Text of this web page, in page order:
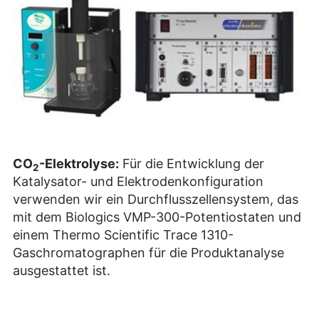
CO2-Elektrolyse: Für die Entwicklung der
Katalysator- und Elektrodenkonfiguration
verwenden wir ein Durchflusszellensystem, das
mit dem Biologics VMP-300-Potentiostaten und
einem Thermo Scientific Trace 1310-
Gaschromatographen für die Produktanalyse
ausgestattet ist.